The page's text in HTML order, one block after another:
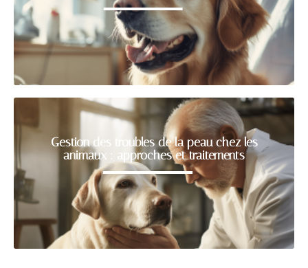
Gestion des troubles de la peau chez les
animaux : approches et traitements